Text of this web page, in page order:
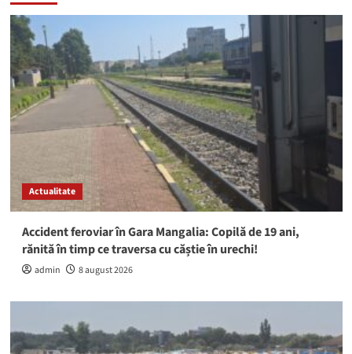
Actualitate
Accident feroviar în Gara Mangalia: Copilă de 19 ani,
rănită în timp ce traversa cu căștie în urechi!
admin 8 august 2026